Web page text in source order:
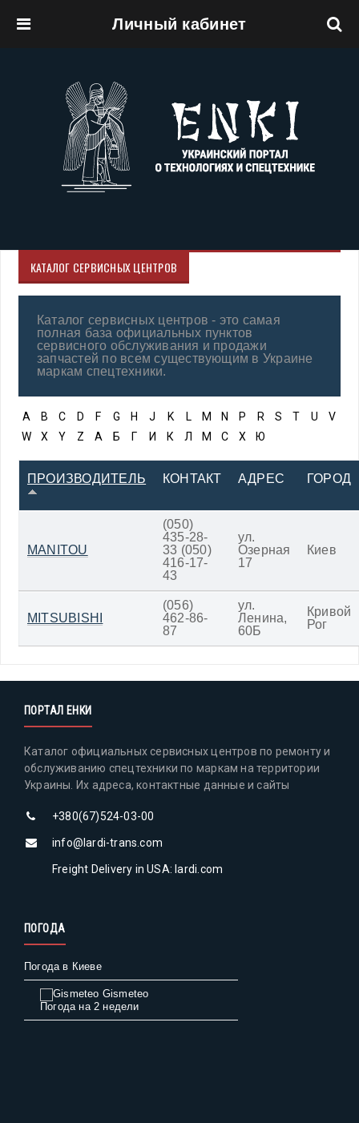
Личный кабинет
КАТАЛОГ СЕРВИСНЫХ ЦЕНТРОВ
Каталог сервисных центров - это самая
полная база официальных пунктов
сервисного обслуживания и продажи
запчастей по всем существующим в Украине
маркам спецтехники.
A B C D F G H J K L M N P R S T U
V
W
X Y Z А Б Г И К Л М С Х Ю
ПРОИЗВОДИТЕЛЬ КОНТАКТ АДРЕС ГОРОД
MANITOU
(050)
435-28-
33 (050)
416-17-
43
ул.
Озерная
17
Киев
MITSUBISHI
(056)
462-86-
87
ул.
Ленина,
60Б
Кривой
Рог
ПОРТАЛ ЕНКИ
Каталог официальных сервисных центров по ремонту и
обслуживанию спецтехники по маркам на территории
Украины. Их адреса, контактные данные и сайты
+380(67)524-03-00
info@lardi-trans.com
Freight Delivery in USA: lardi.com
ПОГОДА
Погода в Киеве
Gismeteo
Погода на 2 недели